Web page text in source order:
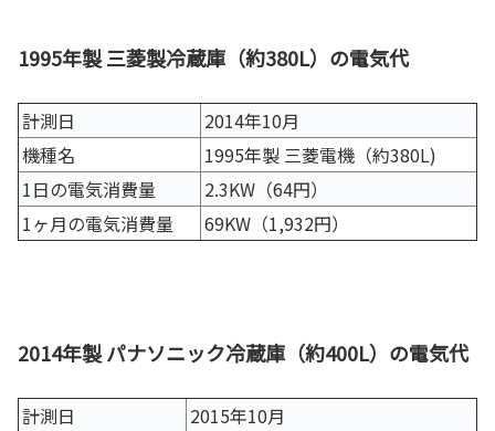
1995年製 三菱製冷蔵庫（約380L）の電気代
計測日
2014年10月
機種名
1995年製 三菱電機（約380L)
1日の電気消費量
2.3KW（64円）
1ヶ月の電気消費量
69KW（1,932円）
2014年製 パナソニック冷蔵庫（約400L）の電気代
計測日
2015年10月